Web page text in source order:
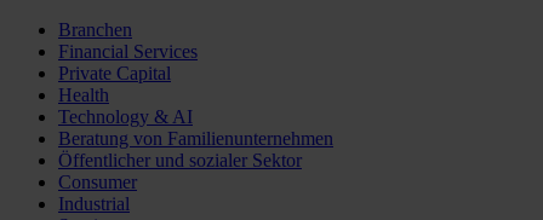
Branchen
Financial Services
Private Capital
Health
Technology & AI
Beratung von Familienunternehmen
Öffentlicher und sozialer Sektor
Consumer
Industrial